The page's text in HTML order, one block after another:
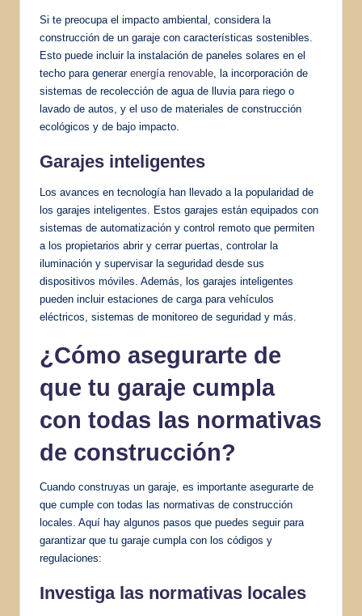
Si te preocupa el impacto ambiental, considera la
construcción de un garaje con características sostenibles.
Esto puede incluir la instalación de paneles solares en el
techo para generar energía renovable , la incorporación de
sistemas de recolección de agua de lluvia para riego o
lavado de autos, y el uso de materiales de construcción
ecológicos y de bajo impacto.
Garajes inteligentes
Los avances en tecnología han llevado a la popularidad de
los garajes inteligentes. Estos garajes están equipados con
sistemas de automatización y control remoto que permiten
a los propietarios abrir y cerrar puertas, controlar la
iluminación y supervisar la seguridad desde sus
dispositivos móviles. Además, los garajes inteligentes
pueden incluir estaciones de carga para vehículos
eléctricos, sistemas de monitoreo de seguridad y más.
¿Cómo asegurarte de
que tu garaje cumpla
con todas las normativas
de construcción?
Cuando construyas un garaje, es importante asegurarte de
que cumple con todas las normativas de construcción
locales. Aquí hay algunos pasos que puedes seguir para
garantizar que tu garaje cumpla con los códigos y
regulaciones:
Investiga las normativas locales